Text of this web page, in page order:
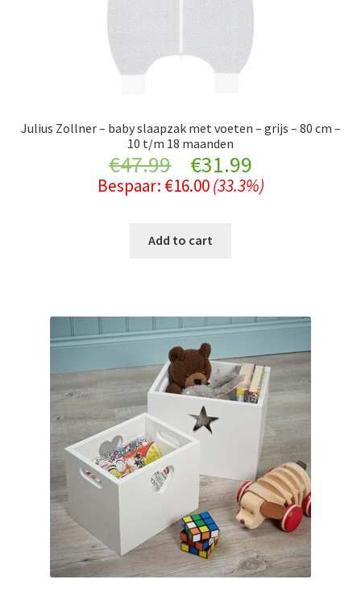
Julius Zollner – baby slaapzak met voeten – grijs – 80 cm –
10 t/m 18 maanden
€47.99
Original
price
was:
€31.99Current
price
Bespaar: €16.00 (33.3%)
Add to cart